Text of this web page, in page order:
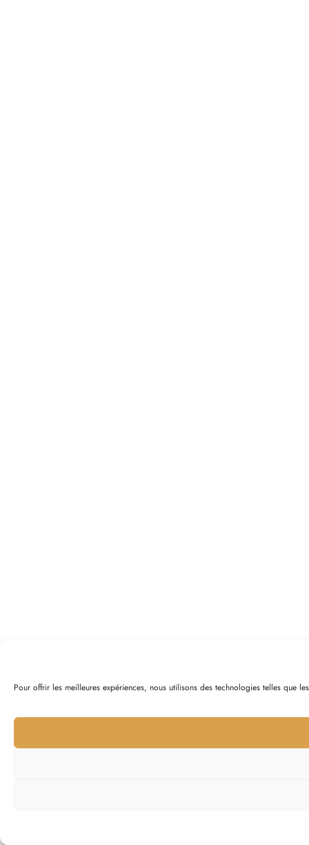
Pour offrir les meilleures expériences, nous utilisons des technologies telles que